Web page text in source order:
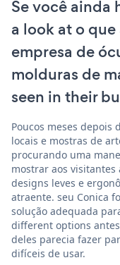
Se você ainda
a look at o que
empresa de
molduras de
seen in their
Poucos meses depois
locais e mostras de
procurando uma
mostrar aos
designs leves e
atraente. seu Conica
solução adequada
different options
deles parecia fazer
difíceis de usar.